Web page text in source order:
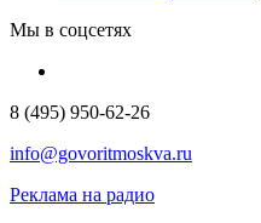
Мы в соцсетях
8 (495) 950-62-26
info@govoritmoskva.ru
Реклама на радио